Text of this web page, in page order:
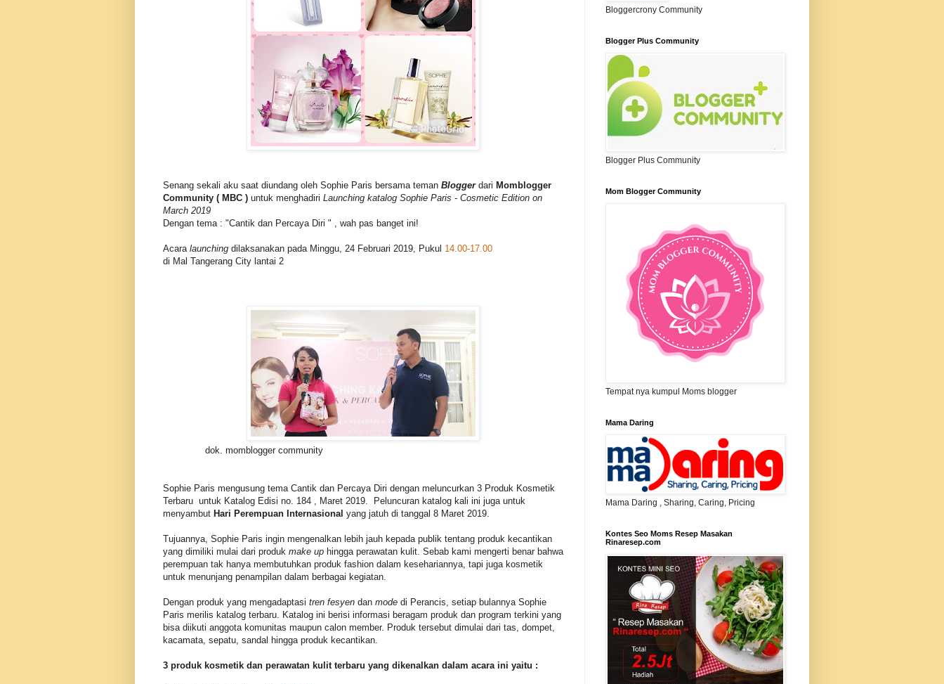
Senang sekali aku saat diundang oleh Sophie Paris bersama teman Bloggerdari Momblogger
Community ( MBC ) untuk menghadiri Launching katalog Sophie Paris - Cosmetic Edition on
March 2019
Dengan tema : "Cantik dan Percaya Diri " , wah pas banget ini!
Acara launching dilaksanakan pada Minggu, 24 Februari 2019, Pukul 14.00-17.00
di Mal Tangerang City lantai 2
dok. momblogger community
Sophie Paris mengusung tema Cantik dan Percaya Diri dengan meluncurkan 3 Produk Kosmetik
Terbaru untuk Katalog Edisi no. 184 , Maret 2019. Peluncuran katalog kali ini juga untuk
menyambut Hari Perempuan Internasional yang jatuh di tanggal 8 Maret 2019.
Tujuannya, Sophie Paris ingin mengenalkan lebih jauh kepada publik tentang produk kecantikan
yang dimiliki mulai dari produk make up hingga perawatan kulit. Sebab kami mengerti benar bahwa
perempuan tak hanya membutuhkan produk fashion dalam kesehariannya, tapi juga kosmetik
untuk menunjang penampilan dalam berbagai kegiatan.
Dengan produk yang mengadaptasi tren fesyen dan mode di Perancis, setiap bulannya Sophie
Paris merilis katalog terbaru. Katalog ini berisi informasi beragam produk dan program terkini yang
bisa diikuti anggota komunitas maupun calon member. Produk tersebut dimulai dari tas, dompet,
kacamata, sepatu, sandal hingga produk kecantikan.
3 produk kosmetik dan perawatan kulit terbaru yang dikenalkan dalam acara ini yaitu :
Bloggercrony Community
Blogger Plus Community
Blogger Plus Community
Mom Blogger Community
Tempat nya kumpul Moms blogger
Mama Daring
Mama Daring , Sharing, Caring, Pricing
Kontes Seo Moms Resep Masakan
Rinaresep.com